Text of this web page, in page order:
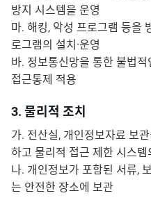
방지 시스템을 운영
마. 해킹, 악성 프로그램 등을
로그램의 설치·운영
바. 정보통신망을 통한 불법
접근통제 적용
3. 물리적 조치
가. 전산실, 개인정보자료 보
하고 물리적 접근 제한 시스템
나. 개인정보가 포함된 서류,
는 안전한 장소에 보관